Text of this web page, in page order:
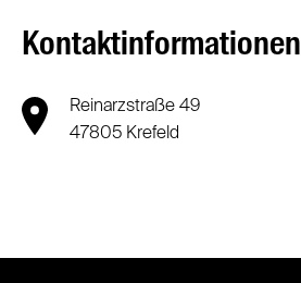
Kontaktinformationen
Reinarzstraße 49
47805 Krefeld